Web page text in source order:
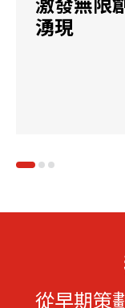
湧現
從早期策